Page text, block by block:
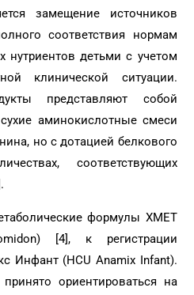
замещение источников
соответствия нормам
нутриентов детьми с учетом
клинической ситуации.
представляют собой
аминокислотные смеси
но с дотацией белкового
соответствующих
формулы XMET
[4], к регистрации
Инфант (HCU Anamix Infant).
ориентироваться на